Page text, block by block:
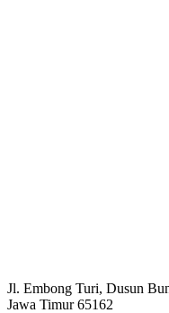
Jl. Embong Turi, Dusun
Jawa Timur 65162